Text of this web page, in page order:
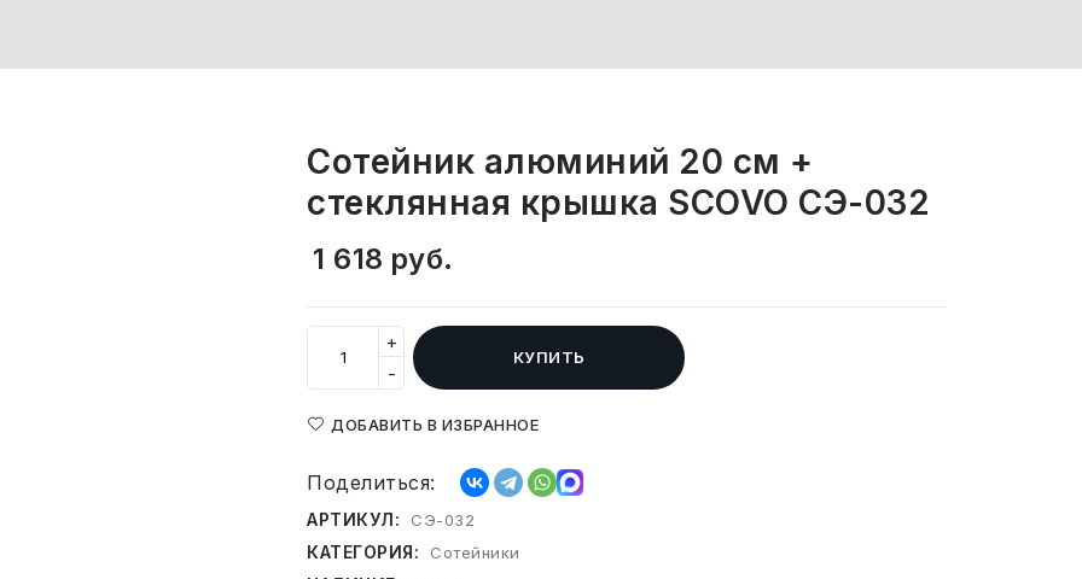
Сотейник алюминий 20 см +
стеклянная крышка SCOVO СЭ-032
1 618 руб.
+
-
КУПИТЬ
ДОБАВИТЬ В ИЗБРАННОЕ
Поделиться:
АРТИКУЛ: СЭ-032
КАТЕГОРИЯ: Сотейники